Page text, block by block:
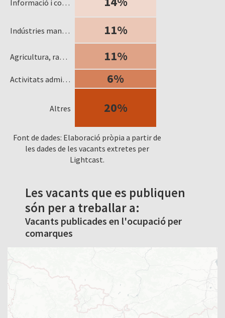
Informació i comunicacions
Indústries manufactureres 11%
Agricultura, ramaderia, silvicultura i pesca 11%
Activitats administratives i serveis auxiliars 6%
Altres 20%
Font de dades: Elaboració pròpia a partir de
les dades de les vacants extretes per
Lightcast.
Les vacants que es publiquen
són per a treballar a:
Vacants publicades en l'ocupació per
comarques